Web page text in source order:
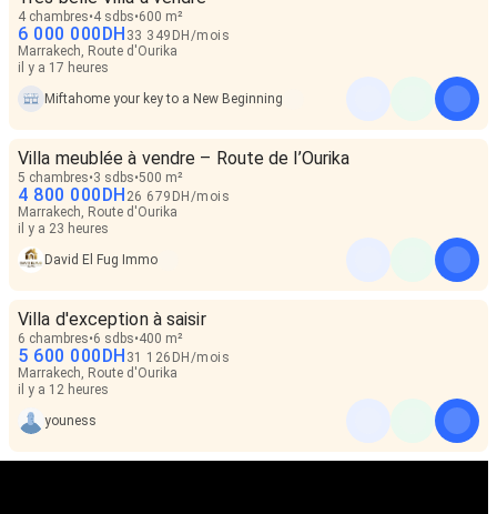
4 chambres 4 sdbs 600 m²
6 000 000DH 33 349 DH /mois
Marrakech, Route d'Ourika
il y a 17 heures
Miftahome your key to a New Beginning
Villa meublée à vendre – Route de l’Ourika
5 chambres 3 sdbs 500 m²
4 800 000DH 26 679 DH /mois
Marrakech, Route d'Ourika
il y a 23 heures
David El Fug Immo
Villa d'exception à saisir
6 chambres 6 sdbs 400 m²
5 600 000DH 31 126 DH /mois
Marrakech, Route d'Ourika
il y a 12 heures
youness